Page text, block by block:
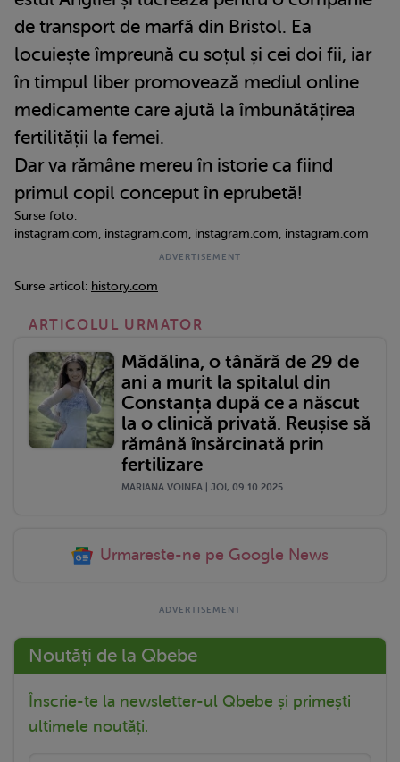
de transport de marfă din Bristol. Ea
locuiește împreună cu soțul și cei doi fii, iar
în timpul liber promovează mediul online
medicamente care ajută la îmbunătățirea
fertilității la femei.
Dar va rămâne mereu în istorie ca fiind
primul copil conceput în eprubetă!
Surse foto:
instagram.com, instagram.com, instagram.com, instagram.com
Surse articol: history.com
ARTICOLUL URMATOR
Mădălina, o tânără de 29 de
ani a murit la spitalul din
Constanța după ce a născut
la o clinică privată. Reușise să
rămână însărcinată prin
fertilizare
MARIANA VOINEA | JOI, 09.10.2025
Urmareste-ne pe Google News
Noutăți de la Qbebe
Înscrie-te la newsletter-ul Qbebe și primești
ultimele noutăți.